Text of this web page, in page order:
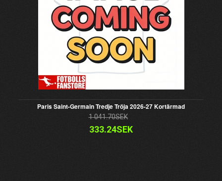
Paris Saint-Germain Tredje Tröja 2026-27 Kortärmad
1 041.70SEK
333.24SEK